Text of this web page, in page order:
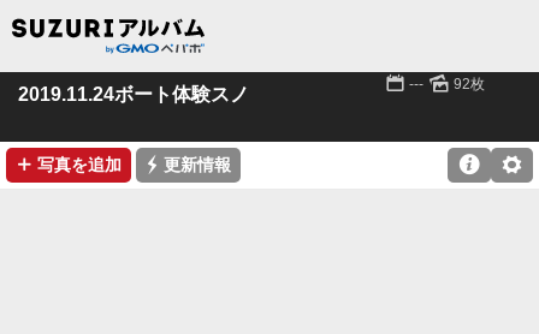
2019.11.24ボート体験スノ 📅 --- 🌄 92枚
➕ 写真を追加 ⚡ 更新情報 ⚙
